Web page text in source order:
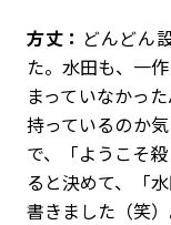
方丈： どんどん
た。水田も、一
まっていなかっ
持っているのか
で、「ようこそ
ると決めて、「
書きました（笑）